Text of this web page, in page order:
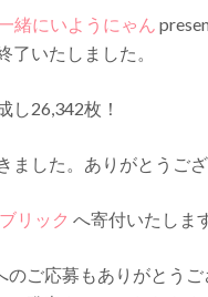
緒にいようにゃん
了いたしました。
し26,342枚！
した。ありがとうござ
リック へ寄付いたしま
のご応募もありがとう